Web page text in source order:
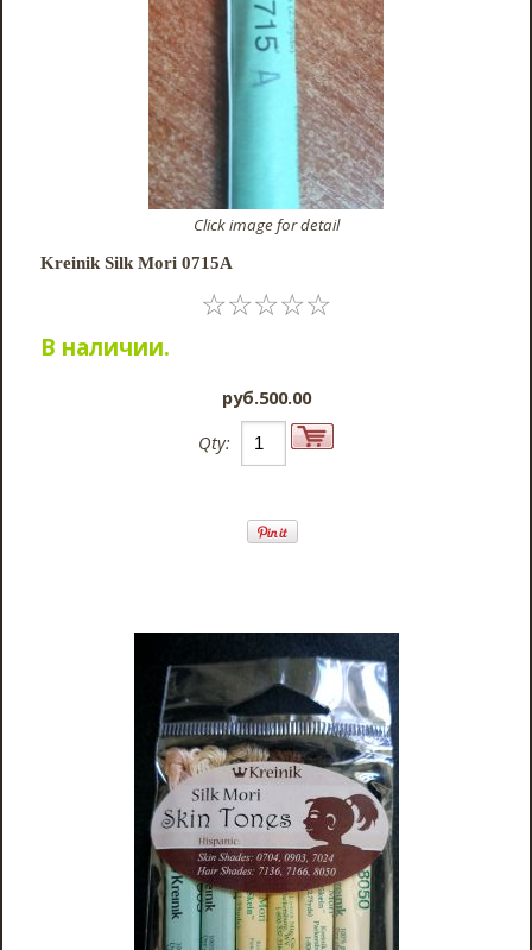
Click image for detail
Kreinik Silk Mori 0715A
☆☆☆☆☆
В наличии.
pyб.500.00
Qty: